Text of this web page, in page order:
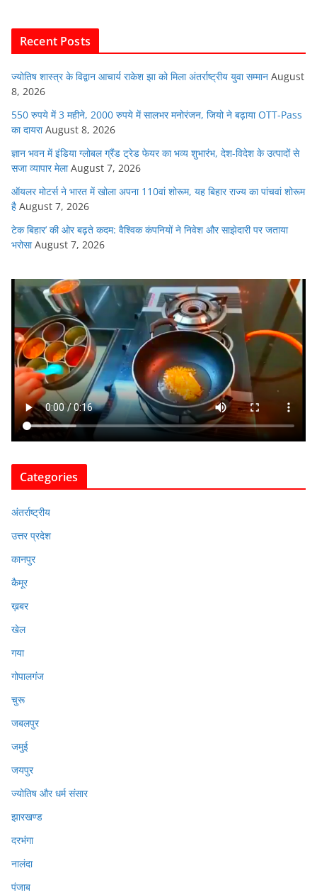
o
o
k
p
Recent Posts
ज्योतिष शास्त्र के विद्वान आचार्य राकेश झा को मिला अंतर्राष्ट्रीय युवा सम्मान August
8, 2026
550 रुपये में 3 महीने, 2000 रुपये में सालभर मनोरंजन, जियो ने बढ़ाया OTT-Pass
का दायरा August 8, 2026
ज्ञान भवन में इंडिया ग्लोबल ग्रैंड ट्रेड फेयर का भव्य शुभारंभ, देश-विदेश के उत्पादों से
सजा व्यापार मेला August 7, 2026
ऑयलर मोटर्स ने भारत में खोला अपना 110वां शोरूम, यह बिहार राज्य का पांचवां शोरूम
है August 7, 2026
टेक बिहार’ की ओर बढ़ते कदम: वैश्विक कंपनियों ने निवेश और साझेदारी पर जताया
भरोसा August 7, 2026
Categories
अंतर्राष्ट्रीय
उत्तर प्रदेश
कानपुर
कैमूर
ख़बर
खेल
गया
गोपालगंज
चुरू
जबलपुर
जमुई
जयपुर
ज्योतिष और धर्म संसार
झारखण्ड
दरभंगा
नालंदा
पंजाब